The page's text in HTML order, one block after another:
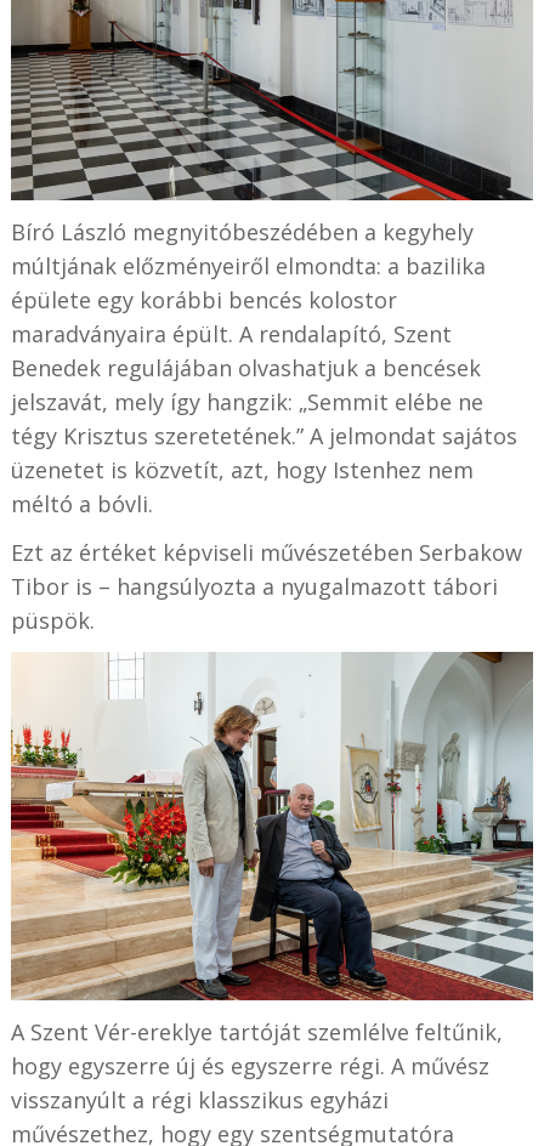
Bíró László megnyitóbeszédében a kegyhely
múltjának előzményeiről elmondta: a bazilika
épülete egy korábbi bencés kolostor
maradványaira épült. A rendalapító, Szent
Benedek regulájában olvashatjuk a bencések
jelszavát, mely így hangzik: „Semmit elébe ne
tégy Krisztus szeretetének.” A jelmondat sajátos
üzenetet is közvetít, azt, hogy Istenhez nem
méltó a bóvli.
Ezt az értéket képviseli művészetében Serbakow
Tibor is – hangsúlyozta a nyugalmazott tábori
püspök.
A Szent Vér-ereklye tartóját szemlélve feltűnik,
hogy egyszerre új és egyszerre régi. A művész
visszanyúlt a régi klasszikus egyházi
művészethez, hogy egy szentségmutatóra